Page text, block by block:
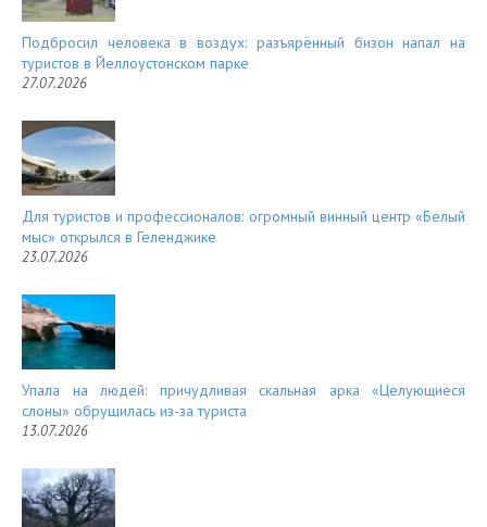
Подбросил человека в воздух: разъярённый бизон напал на
туристов в Йеллоустонском парке
27.07.2026
Для туристов и профессионалов: огромный винный центр «Белый
мыс» открылся в Геленджике
23.07.2026
Упала на людей: причудливая скальная арка «Целующиеся
слоны» обрушилась из-за туриста
13.07.2026